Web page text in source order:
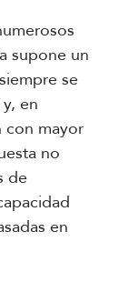
supone un
se
en
con mayor
no
de
en